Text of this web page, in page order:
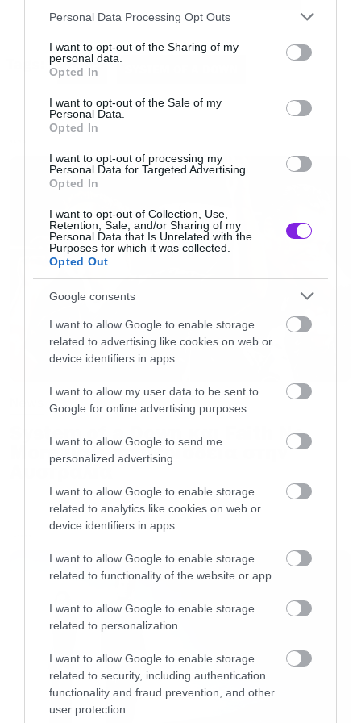
Please note that this website/app uses one or more Google
not limited to your visit or usage behaviour. You may click to
grant or deny consent to Google and its third-party tags to
use your data for below specified purposes in below Google
consent section.
Personal Data Processing Opt Outs
I want to opt-out of the Sharing of my
personal data.
Opted In
I want to opt-out of the Sale of my
Personal Data.
Opted In
I want to opt-out of processing my
Personal Data for Targeted Advertising.
Opted In
I want to opt-out of Collection, Use,
Retention, Sale, and/or Sharing of my
Personal Data that Is Unrelated with the
Purposes for which it was collected.
Opted Out
Google consents
I want to allow Google to enable storage
related to advertising like cookies on web or
device identifiers in apps.
I want to allow my user data to be sent to
Google for online advertising purposes.
I want to allow Google to send me
personalized advertising.
I want to allow Google to enable storage
related to analytics like cookies on web or
device identifiers in apps.
I want to allow Google to enable storage
related to functionality of the website or app.
I want to allow Google to enable storage
related to personalization.
I want to allow Google to enable storage
related to security, including authentication
functionality and fraud prevention, and other
user protection.
Αλλά…
Στο κλείσιμο καταλήγει να λέει ότι η μπάντα θα
έγραφε ήδη νέο δίσκο αν δεν υπήρχαν κάποιες
πολύ θετικές καταστάσεις που δεν είναι σε
θέση να συζητήσει αυτή τη στιγμή.
Πάμε να δούμε τις δηλώσεις μία μία.
Δεν είμαι ευχαριστημένος με το που βρίσκεται
η μπάντα αυτή τη στιγμή. Έχει περάσει πάρα
πολύς καιρός από τότε που κυκλοφορήσαμε νέο
δίσκο και δεν θα συνεχίσω να λέω “δεν
Αυτή λοιπόν ή πρώτη ατάκα και καταλαβαίνεις
ότι το καζάνι βράζει. Συνεχίζουμε…
Για εμένα δεν υπάρχει θέμα εγωισμού. Δεν
γράφω τραγούδια έτσι δεν ανησυχώ για το ποιος
θα τα γράψει. Είμαι απλά έτοιμος. Πως θα
αισθανθώ αν μπούμε να δουλέψουμε μαζί;
Είμαστε διαφορετικοί άνθρωποι πλέον. Το 2005
ήταν η τελευταία φορά που ήμασταν στο
στούντιο μαζί.We’re turning into the fucking
HOME
System of a Down και Faith No
More μαζί σε περιοδεία στην
Αυστραλία